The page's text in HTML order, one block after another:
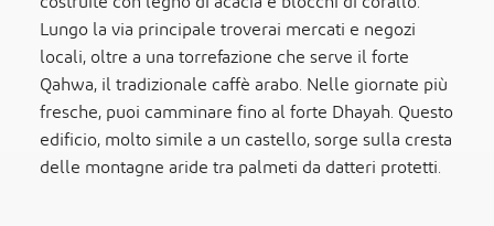
Lungo la via principale troverai mercati e negozi
locali, oltre a una torrefazione che serve il forte
Qahwa, il tradizionale caffè arabo. Nelle giornate più
fresche, puoi camminare fino al forte Dhayah. Questo
edificio, molto simile a un castello, sorge sulla cresta
delle montagne aride tra palmeti da datteri protetti.